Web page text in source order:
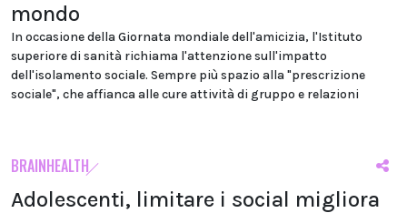
mondo
In occasione della Giornata mondiale dell'amicizia, l'Istituto
superiore di sanità richiama l'attenzione sull'impatto
dell'isolamento sociale. Sempre più spazio alla "prescrizione
sociale", che affianca alle cure attività di gruppo e relazioni
BRAINHEALTH
Adolescenti, limitare i social migliora